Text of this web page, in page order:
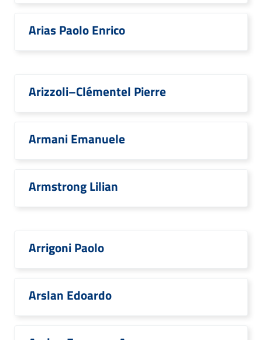
Arias Paolo Enrico
Arizzoli–Clémentel Pierre
Armani Emanuele
Armstrong Lilian
Arrigoni Paolo
Arslan Edoardo